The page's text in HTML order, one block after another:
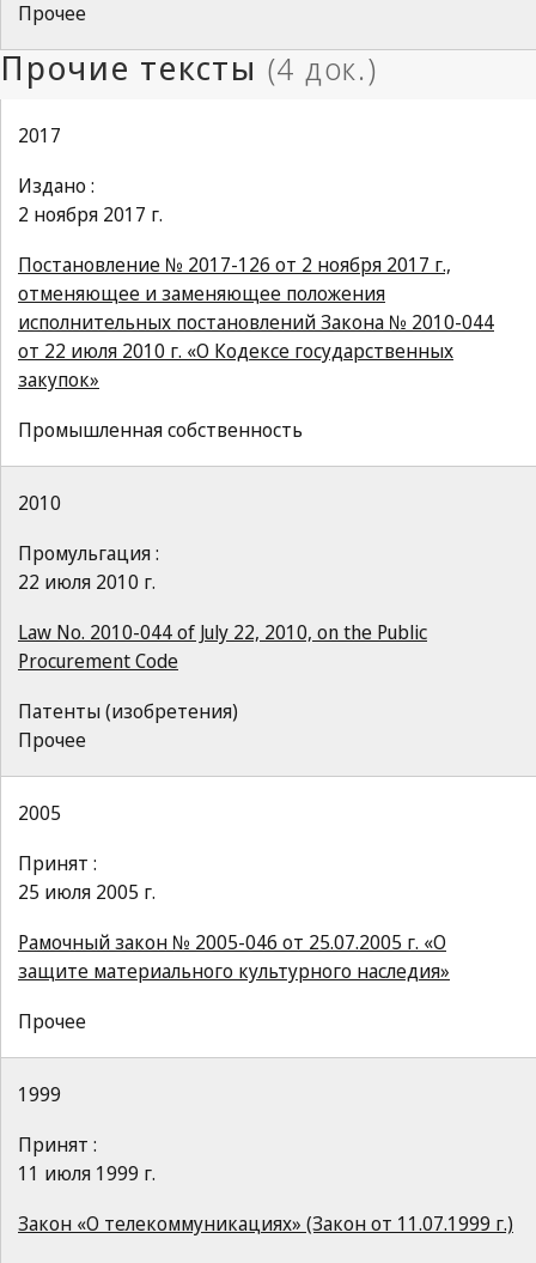
Прочее
2017
Издано :
2 ноября 2017 г.
Постановление № 2017-126 от 2 ноября 2017 г.,
отменяющее и заменяющее положения
исполнительных постановлений Закона № 2010-044
от 22 июля 2010 г. «О Кодексе государственных
закупок»
Промышленная собственность
2010
Промульгация :
22 июля 2010 г.
Law No. 2010-044 of July 22, 2010, on the Public
Procurement Code
Патенты (изобретения)
Прочее
2005
Принят :
25 июля 2005 г.
Рамочный закон № 2005-046 от 25.07.2005 г. «О
защите материального культурного наследия»
Прочее
1999
Принят :
11 июля 1999 г.
Закон «О телекоммуникациях» (Закон от 11.07.1999 г.)